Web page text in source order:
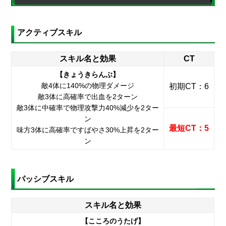
アクティブスキル
スキル名と効果 CT
【きょうきらんぶ】
敵4体に140%の物理ダメージ
敵3体に高確率で出血を2ターン
敵3体に中確率で物理攻撃力40%減少を2ター
ン
味方3体に高確率ですばやさ30%上昇を2ター
ン
初期CT：6
最短CT：5
パッシブスキル
スキル名と効果
【こころのうたげ】